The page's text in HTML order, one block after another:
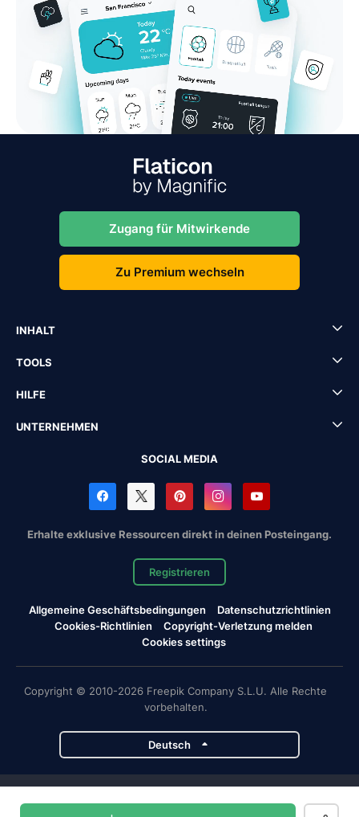
Zugang für Mitwirkende
Zu Premium wechseln
INHALT
TOOLS
HILFE
UNTERNEHMEN
SOCIAL MEDIA
Erhalte exklusive Ressourcen direkt in deinen Posteingang.
Registrieren
Allgemeine Geschäftsbedingungen
Datenschutzrichtlinien
Cookies-Richtlinien
Copyright-Verletzung melden
Cookies settings
Copyright © 2010-2026 Freepik Company S.L.U. Alle Rechte
vorbehalten.
Deutsch